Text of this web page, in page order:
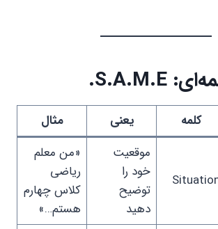
کلمه یعنی مثال
موقعیت
خود را
توضیح
دهید
«من معلم
ریاضی
کلاس چهارم
هستم…»